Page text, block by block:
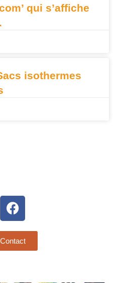
qui s’affiche
isothermes
Contact